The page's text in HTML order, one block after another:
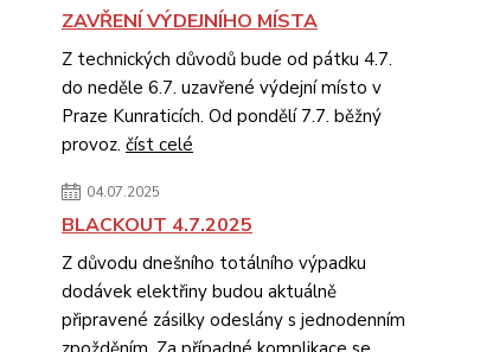
ZAVŘENÍ VÝDEJNÍHO MÍSTA
Z technických důvodů bude od pátku 4.7.
do neděle 6.7. uzavřené výdejní místo v
Praze Kunraticích. Od pondělí 7.7. běžný
provoz. číst celé
04.07.2025
BLACKOUT 4.7.2025
Z důvodu dnešního totálního výpadku
dodávek elektřiny budou aktuálně
připravené zásilky odeslány s jednodenním